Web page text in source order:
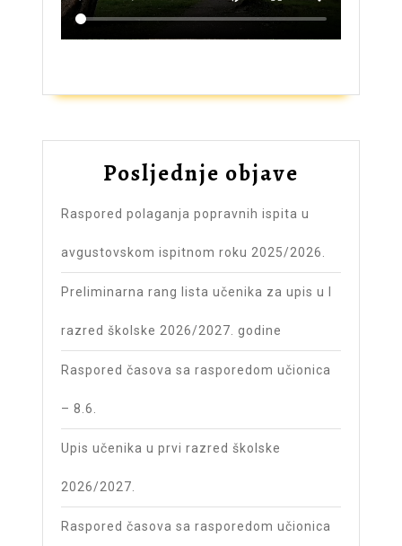
Posljednje objave
Raspored polaganja popravnih ispita u
avgustovskom ispitnom roku 2025/2026.
Preliminarna rang lista učenika za upis u I
razred školske 2026/2027. godine
Raspored časova sa rasporedom učionica
– 8.6.
Upis učenika u prvi razred školske
2026/2027.
Raspored časova sa rasporedom učionica